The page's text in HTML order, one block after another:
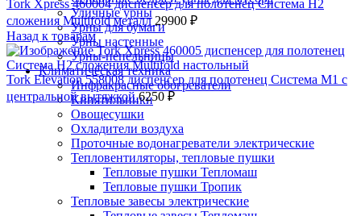
Уличные урны
Урны для бумаги
Урны настенные
Урны-пепельницы
Климатическая техника
Инфракрасные обогреватели
Кипятильники
Овощесушки
Охладители воздуха
Проточные водонагреватели электрические
Тепловентиляторы, тепловые пушки
Тепловые пушки Тепломаш
Тепловые пушки Тропик
Тепловые завесы электрические
Tork Xpress 460004 диспенсер для полотенец Система H2
сложения Multifold металл 29900 ₽
Назад к товарам
Tork Elevation 558008 диспенсер для полотенец Система M1 с
центральной вытяжкой6250 ₽